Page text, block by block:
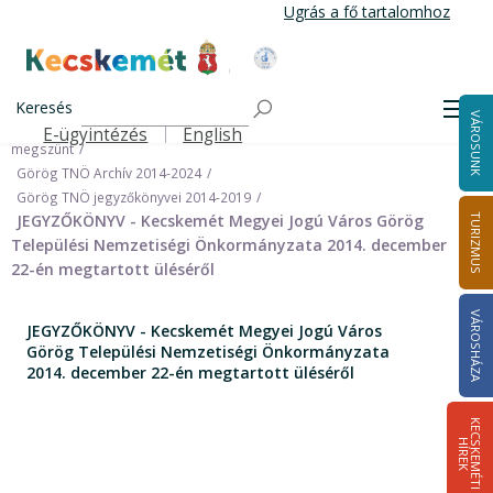
tartalomra
Ugrás a fő tartalomhoz
Kecskemét Város Honlapja
Keresés
Felső navigáció
E-ügyintézés English VÁROSUNK
TURIZMUS
VÁROSHÁZA
K
E
C
S
K
E
M
É
T
I
HÍ
R
E
K
Önkormányzat
Nemzetiségi Önkormányzatok
Görög Települési Nemzetiségi Önkormányzat (Archív) 2024.09.30-án
megszünt
Görög TNÖ Archív 2014-2024
Görög TNÖ jegyzőkönyvei 2014-2019
JEGYZŐKÖNYV - Kecskemét Megyei Jogú Város Görög
Települési Nemzetiségi Önkormányzata 2014. december
22-én megtartott üléséről
JEGYZŐKÖNYV - Kecskemét Megyei Jogú Város
Görög Települési Nemzetiségi Önkormányzata
2014. december 22-én megtartott üléséről